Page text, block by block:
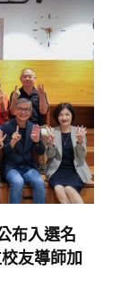
布入選名
友導師加